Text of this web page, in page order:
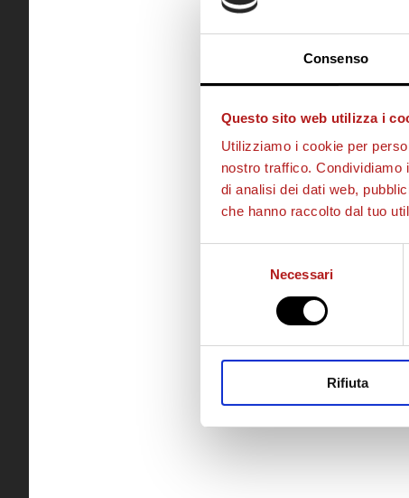
Consenso
Questo sito web utilizza i
Utilizziamo i cookie per
nostro traffico.
di analisi dei dati web,
che hanno raccolto dal tuo
Necessari
Rifiuta